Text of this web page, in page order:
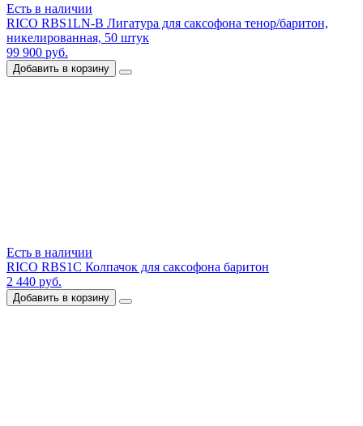
Есть в наличии
RICO RBS1LN-B Лигатура для саксофона тенор/баритон,
никелированная, 50 штук
99 900 руб.
Добавить в корзину
Есть в наличии
RICO RBS1C Колпачок для саксофона баритон
2 440 руб.
Добавить в корзину